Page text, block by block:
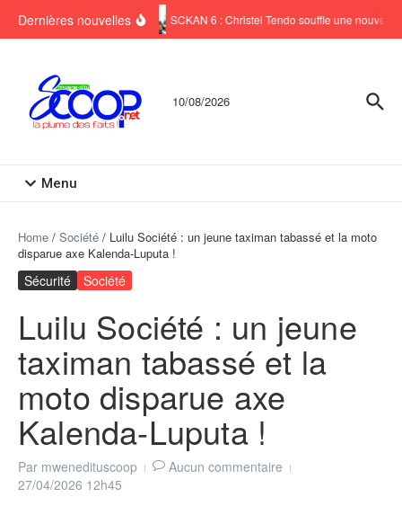
Dernières nouvelles SCKAN 6 : Christel Tendo souffle une nouvelle
10/08/2026
Menu
Home / Société / Luilu Société : un jeune taximan tabassé et la moto
disparue axe Kalenda-Luputa !
Sécurité Société
Luilu Société : un jeune
taximan tabassé et la
moto disparue axe
Kalenda-Luputa !
Par mwenedituscoop
Aucun commentaire
27/04/2026 12h45